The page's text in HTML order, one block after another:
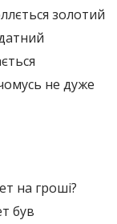
золотий
не дуже
на гроші?
був